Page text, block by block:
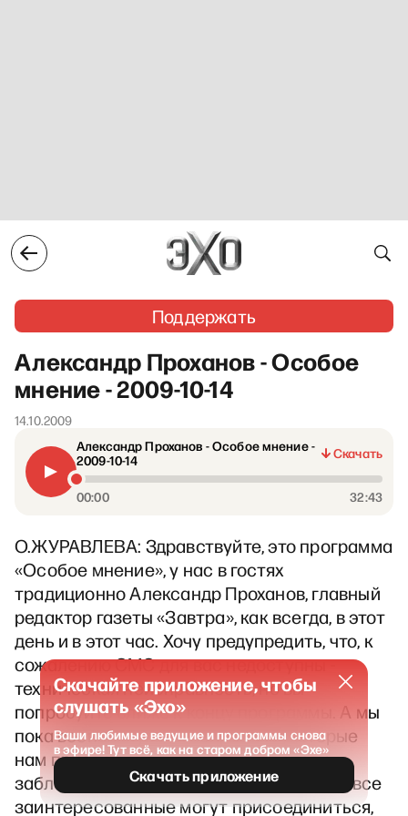
Поддержать
Александр Проханов - Особое
мнение - 2009-10-14
14.10.2009
Александр Проханов - Особое мнение -
2009-10-14
Скачать
00:00 32:43
О.ЖУРАВЛЕВА: Здравствуйте, это программа
«Особое мнение», у нас в гостях
традиционно Александр Проханов, главный
редактор газеты «Завтра», как всегда, в этот
день и в этот час. Хочу предупредить, что, к
сожалению СМС для вас недоступны -
техническая неисправность, но вы
попробуйте ближе к концу программы. А мы
пока воспользуемся вопросами, которые
нам прислали наши радиослушатели
заблаговременно, по интернету. Кстати, все
заинтересованные могут присоединиться,
Скачайте приложение, чтобы
слушать «Эхо»
Ваши любимые ведущие и программы снова
в эфире! Тут всё, как на старом добром «Эхе»
Скачать приложение